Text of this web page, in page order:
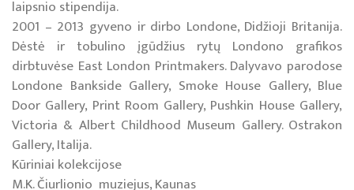
laipsnio stipendija.
2001 – 2013 gyveno ir dirbo Londone, Didžioji Britanija.
Dėstė ir tobulino įgūdžius rytų Londono grafikos
dirbtuvėse East London Printmakers. Dalyvavo parodose
Londone Bankside Gallery, Smoke House Gallery, Blue
Door Gallery, Print Room Gallery, Pushkin House Gallery,
Victoria & Albert Childhood Museum Gallery. Ostrakon
Gallery, Italija.
Kūriniai kolekcijose
M.K. Čiurlionio muziejus, Kaunas